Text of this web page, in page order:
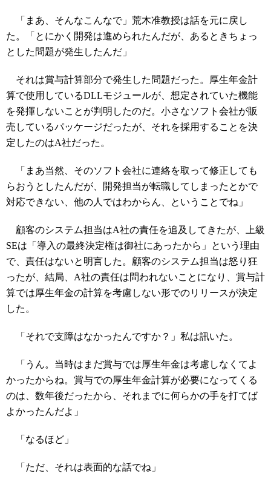
「まあ、そんなこんなで」荒木准教授は話を元に戻し
た。「とにかく開発は進められたんだが、あるときちょっ
とした問題が発生したんだ」
それは賞与計算部分で発生した問題だった。厚生年金計
算で使用しているDLLモジュールが、想定されていた機能
を発揮しないことが判明したのだ。小さなソフト会社が販
売しているパッケージだったが、それを採用することを決
定したのはA社だった。
「まあ当然、そのソフト会社に連絡を取って修正しても
らおうとしたんだが、開発担当が転職してしまったとかで
対応できない、他の人ではわからん、ということでね」
顧客のシステム担当はA社の責任を追及してきたが、上級
SEは「導入の最終決定権は御社にあったから」という理由
で、責任はないと明言した。顧客のシステム担当は怒り狂
ったが、結局、A社の責任は問われないことになり、賞与計
算では厚生年金の計算を考慮しない形でのリリースが決定
した。
「それで支障はなかったんですか？」私は訊いた。
「うん。当時はまだ賞与では厚生年金は考慮しなくてよ
かったからね。賞与での厚生年金計算が必要になってくる
のは、数年後だったから、それまでに何らかの手を打てば
よかったんだよ」
「なるほど」
「ただ、それは表面的な話でね」